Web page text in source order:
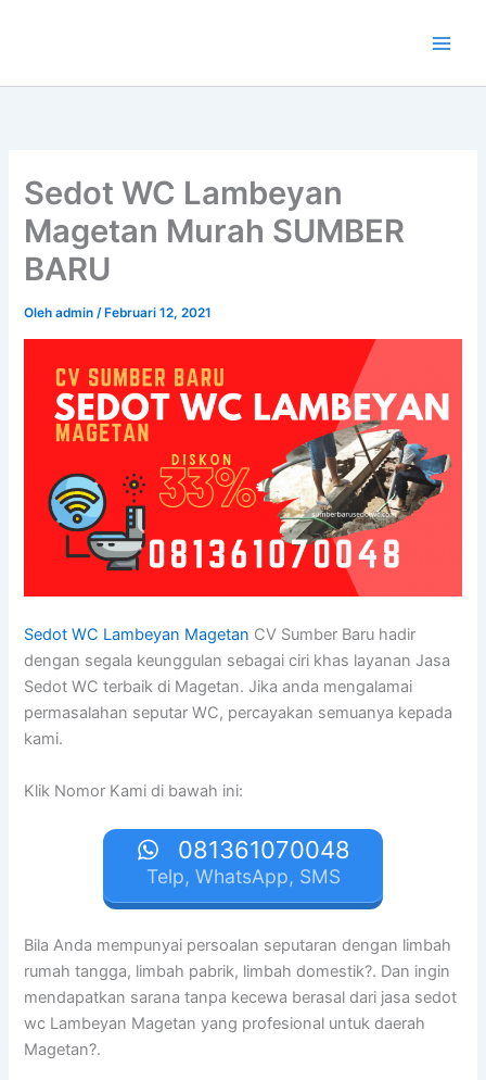
Sedot WC Lambeyan
Magetan Murah SUMBER
BARU
Olehadmin/ Februari 12, 2021
Sedot WC Lambeyan Magetan CV Sumber Baru hadir
dengan segala keunggulan sebagai ciri khas layanan Jasa
Sedot WC terbaik di Magetan. Jika anda mengalamai
permasalahan seputar WC, percayakan semuanya kepada
kami.
Klik Nomor Kami di bawah ini:
081361070048
Telp, WhatsApp, SMS
Bila Anda mempunyai persoalan seputaran dengan limbah
rumah tangga, limbah pabrik, limbah domestik?. Dan ingin
mendapatkan sarana tanpa kecewa berasal dari jasa sedot
wc Lambeyan Magetan yang profesional untuk daerah
Magetan?.